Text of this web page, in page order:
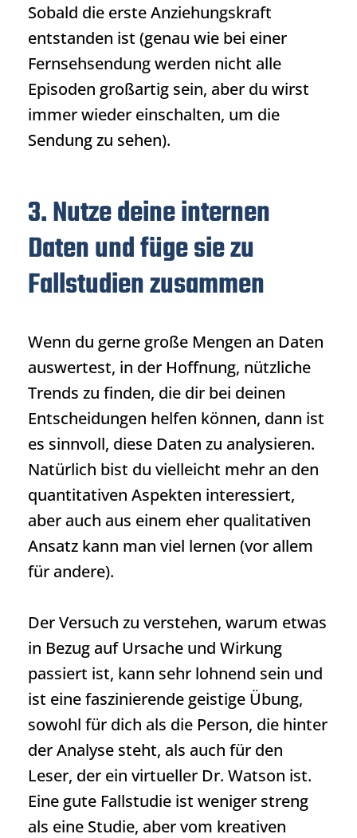
Sobald die erste Anziehungskraft
entstanden ist (genau wie bei einer
Fernsehsendung werden nicht alle
Episoden großartig sein, aber du wirst
immer wieder einschalten, um die
Sendung zu sehen).
3. Nutze deine internen
Daten und füge sie zu
Fallstudien zusammen
Wenn du gerne große Mengen an Daten
auswertest, in der Hoffnung, nützliche
Trends zu finden, die dir bei deinen
Entscheidungen helfen können, dann ist
es sinnvoll, diese Daten zu analysieren.
Natürlich bist du vielleicht mehr an den
quantitativen Aspekten interessiert,
aber auch aus einem eher qualitativen
Ansatz kann man viel lernen (vor allem
für andere).
Der Versuch zu verstehen, warum etwas
in Bezug auf Ursache und Wirkung
passiert ist, kann sehr lohnend sein und
ist eine faszinierende geistige Übung,
sowohl für dich als die Person, die hinter
der Analyse steht, als auch für den
Leser, der ein virtueller Dr. Watson ist.
Eine gute Fallstudie ist weniger streng
als eine Studie, aber vom kreativen